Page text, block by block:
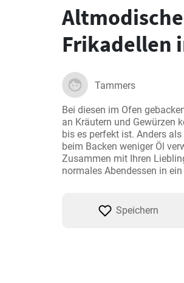
Frikadellen
Tammers
Bei diesen im Ofen
an Kräutern und Gewürzen
bis es perfekt ist. Anders
beim Backen weniger Öl
Zusammen mit Ihren
normales Abendessen in
Speichern